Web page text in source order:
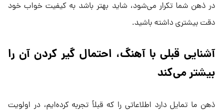
در ذهن شما تکرار می‌شود، شاید بهتر باشد به کیفیت خواب خود
دقت بیشتری داشته باشید.
آشنایی قبلی با آهنگ، احتمال گیر کردن آن را
بیشتر می‌کند
ذهن ما تمایل دارد اطلاعاتی را که قبلاً تجربه کرده‌ایم، در اولویت